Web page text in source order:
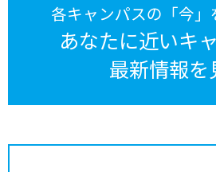
各キャンパスの「今」
あなたに近いキ
最新情報を